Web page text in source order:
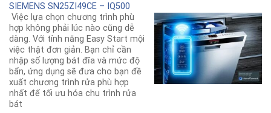
SIEMENS SN25ZI49CE – IQ500
Việc lựa chọn chương trình phù
hợp không phải lúc nào cũng dễ
dàng. Với tính năng Easy Start mội
việc thật đơn giản. Bạn chỉ cần
nhập số lượng bát đĩa và mức độ
bẩn, ứng dụng sẽ đưa cho bạn đề
xuất chương trình rửa phù hợp
nhất để tối ưu hóa chu trình rửa
bát